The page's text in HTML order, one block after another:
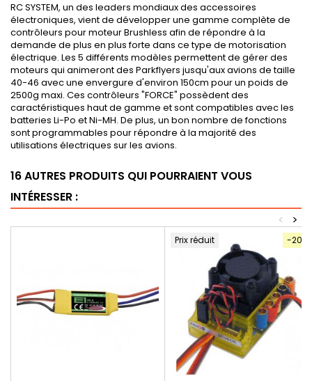
RC SYSTEM, un des leaders mondiaux des accessoires
électroniques, vient de développer une gamme complète de
contrôleurs pour moteur Brushless afin de répondre à la
demande de plus en plus forte dans ce type de motorisation
électrique. Les 5 différents modèles permettent de gérer des
moteurs qui animeront des Parkflyers jusqu'aux avions de taille
40-46 avec une envergure d'environ 150cm pour un poids de
2500g maxi. Ces contrôleurs "FORCE" possèdent des
caractéristiques haut de gamme et sont compatibles avec les
batteries Li-Po et Ni-MH. De plus, un bon nombre de fonctions
sont programmables pour répondre à la majorité des
utilisations électriques sur les avions.
16 AUTRES PRODUITS QUI POURRAIENT VOUS
INTÉRESSER :
>
<
-20%
Prix réduit